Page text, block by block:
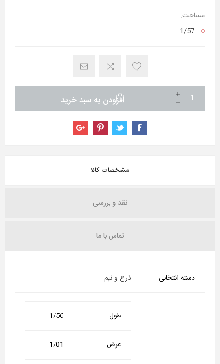
مساحت:
1/57
افزودن به سبد خرید
مشخصات کالا
نقد و بررسی
تماس با ما
دسته انتخابی ذرع و نیم
طول 1/56
عرض 1/01